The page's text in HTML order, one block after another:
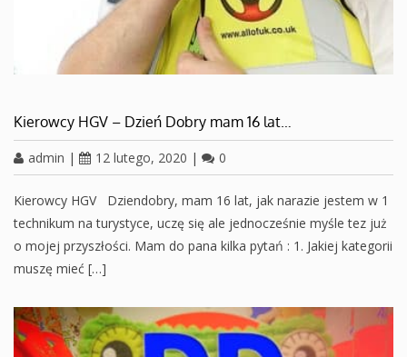
Kierowcy HGV – Dzień Dobry mam 16 lat…
admin | 12 lutego, 2020 | 0
Kierowcy HGV Dziendobry, mam 16 lat, jak narazie jestem w 1
technikum na turystyce, uczę się ale jednocześnie myśle tez już
o mojej przyszłości. Mam do pana kilka pytań : 1. Jakiej kategorii
muszę mieć […]